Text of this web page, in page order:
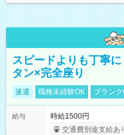
スピードよりも丁寧
タン×完全座り
派遣 職種未経験OK ブラン
給与
時給1500円
交通費別途支給あ